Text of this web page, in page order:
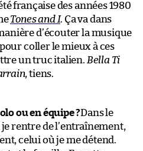
française des années 1980
Tones and I. Ça va dans
d’écouter la musique
pour coller le mieux à ces
un truc italien. Bella Ti
, tiens.
ou en équipe ?Dans le
rentre de l’entraînement,
celui où je me détend.